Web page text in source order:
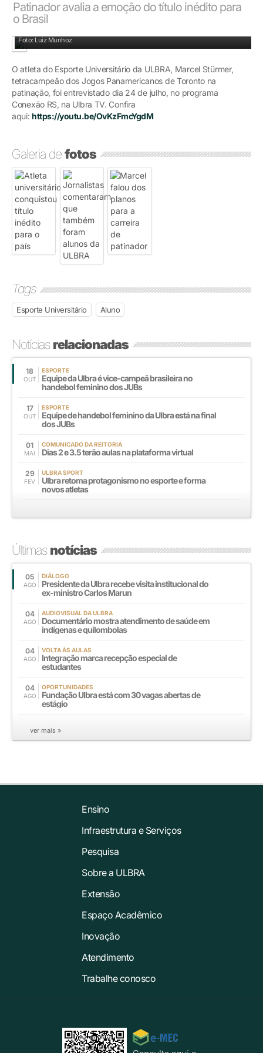
Patinador avalia a emoção do título inédito para
o Brasil
Foto: Luiz Munhoz
O atleta do Esporte Universitário da ULBRA, Marcel Stürmer,
tetracampeão dos Jogos Panamericanos de Toronto na
patinação, foi entrevistado dia 24 de julho, no programa
Conexão RS, na Ulbra TV. Confira
aqui:https://youtu.be/OvKzFmcYgdM
Galeria defotos
Tags
Esporte Universitário Aluno
Notíciasrelacionadas
18
OUT
ESPORTE
Equipe da Ulbra é vice-campeã brasileira no
handebol feminino dos JUBs
17
OUT
ESPORTE
Equipe de handebol feminino da Ulbra está na final
dos JUBs
01
MAI
COMUNICADO DA REITORIA
Dias 2 e 3.5 terão aulas na plataforma virtual
29
FEV
ULBRA SPORT
Ulbra retoma protagonismo no esporte e forma
novos atletas
Últimasnotícias
05
AGO
DIÁLOGO
Presidente da Ulbra recebe visita institucional do
ex-ministro Carlos Marun
04
AGO
AUDIOVISUAL DA ULBRA
Documentário mostra atendimento de saúde em
indígenas e quilombolas
04
AGO
VOLTA ÀS AULAS
Integração marca recepção especial de
estudantes
04
AGO
OPORTUNIDADES
Fundação Ulbra está com 30 vagas abertas de
estágio
ver mais »
Ensino
Infraestrutura e Serviços
Pesquisa
Sobre a ULBRA
Extensão
Espaço Acadêmico
Inovação
Atendimento
Trabalhe conosco